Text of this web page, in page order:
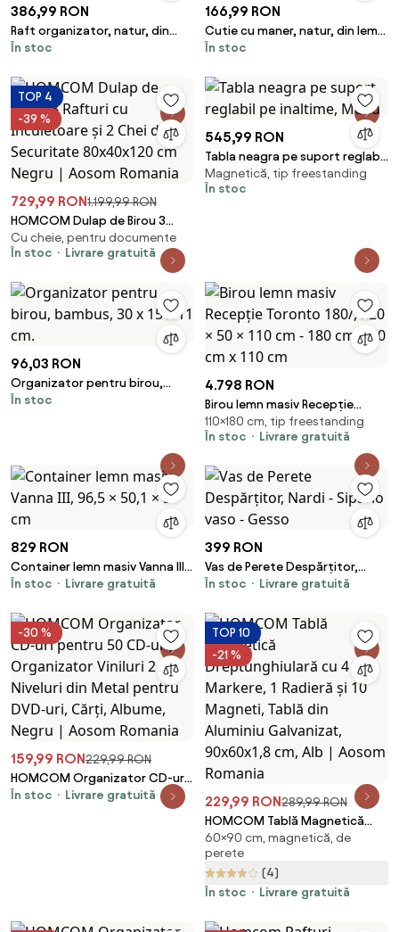
386,99 RON
Raft organizator, natur, din
lemn masiv, cu 3
În stoc
166,99 RON
Cutie cu maner, natur, din lemn
de pin, cu 3 compartimente,
În stoc
TOP 4
-39 %
729,99 RON1.199,99 RON
HOMCOM Dulap de Birou 3
Rafturi cu Încuietoare și 2 Chei
de Securitate 80x40x120 cm
Cu cheie, pentru documente
În stoc
Livrare gratuită
545,99 RON
Tabla neagra pe suport reglabil
pe inaltime, Menu
Magnetică, tip freestanding
În stoc
96,03 RON
Organizator pentru birou,
bambus, 30 x 15 x 11 cm.
În stoc
4.798 RON
Birou lemn masiv Recepție
Toronto 180/, 220 × 50 × 110 cm -
180 cm x 50 cm x 110 cm
110×180 cm, tip freestanding
În stoc
Livrare gratuită
829 RON
Container lemn masiv Vanna III,
96,5 × 50,1 × 5 cm
În stoc Livrare gratuită
399 RON
Vas de Perete Despărțitor,
Nardi - Sipario vaso - Gesso
În stoc Livrare gratuită
-30 %
159,99 RON229,99 RON
HOMCOM Organizator CD-uri
pentru 50 CD-uri, Organizator
În stoc Livrare gratuită
TOP 10
-21 %
229,99 RON289,99 RON
HOMCOM Tablă Magnetică
Dreptunghiulară cu 4 Markere, 1
Radieră și 10 Magneti, Tablă din
Aluminiu Galvanizat, 90x60x1,8
cm, Alb | Aosom Romania
60×90 cm, magnetică, de
perete
(4)
În stoc
Livrare gratuită